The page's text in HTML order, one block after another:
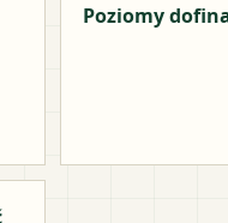
Poziomy